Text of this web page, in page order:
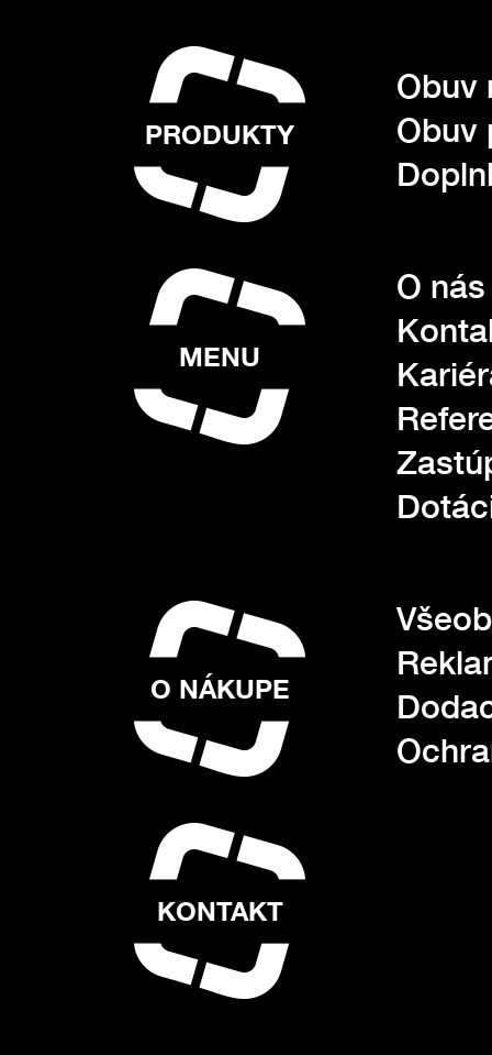
PRODUKTY
Obuv
Obuv
MENU
O nás
O NÁKUPE
KONTAKT